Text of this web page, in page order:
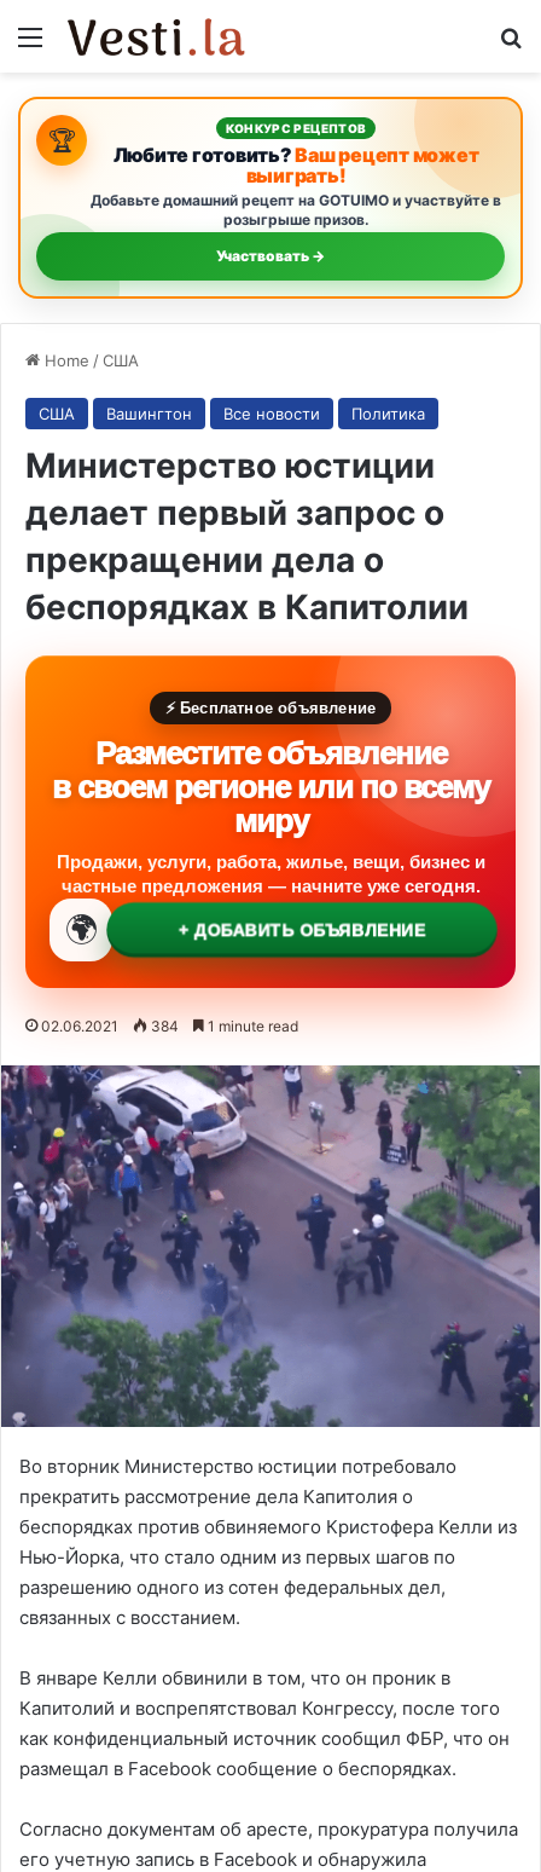
Menu
🏆 КОНКУРС РЕЦЕПТОВ
Любите готовить?Ваш рецепт может
выиграть!
Добавьте домашний рецепт на GOTUIMO и участвуйте в
розыгрыше призов.
Участвовать →
Home /США
США Вашингтон Все новости Политика
Министерство юстиции
делает первый запрос о
прекращении дела о
беспорядках в Капитолии
⚡ Бесплатное объявление
Разместите объявление
в своем регионе или по всему
миру
Продажи, услуги, работа, жилье, вещи, бизнес и
частные предложения — начните уже сегодня.
🌍 + ДОБАВИТЬ ОБЪЯВЛЕНИЕ
02.06.2021 384 1 minute read
Во вторник Министерство юстиции потребовало
прекратить рассмотрение дела Капитолия о
беспорядках против обвиняемого Кристофера Келли из
Нью-Йорка, что стало одним из первых шагов по
разрешению одного из сотен федеральных дел,
связанных с восстанием.
В январе Келли обвинили в том, что он проник в
Капитолий и воспрепятствовал Конгрессу, после того
как конфиденциальный источник сообщил ФБР, что он
размещал в Facebook сообщение о беспорядках.
Согласно документам об аресте, прокуратура получила
его учетную запись в Facebook и обнаружила